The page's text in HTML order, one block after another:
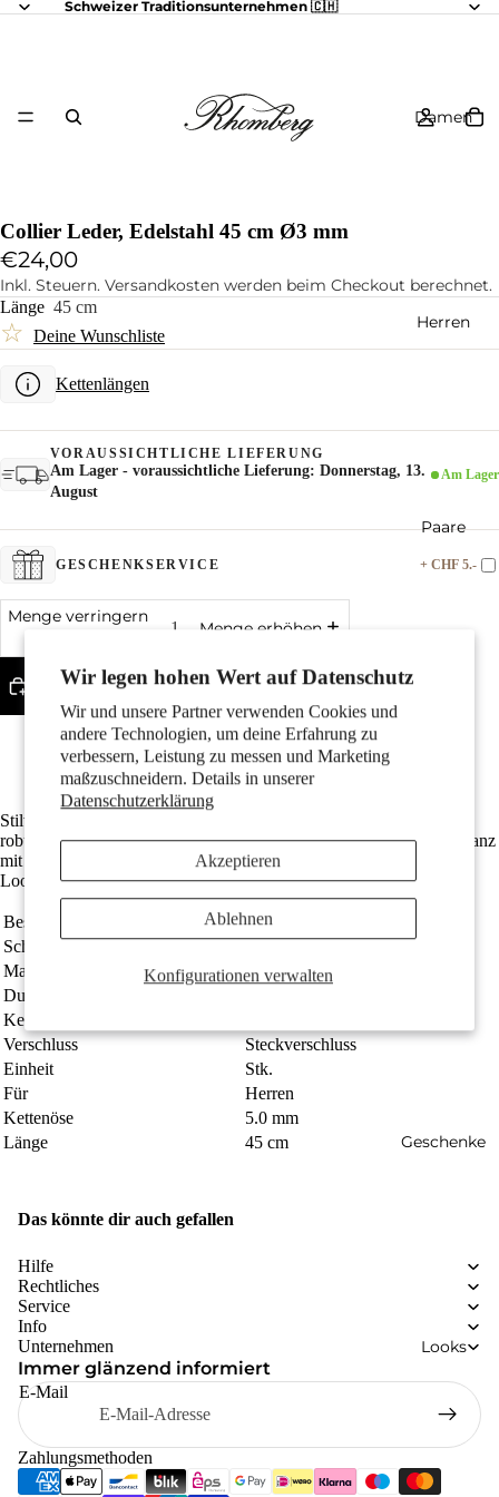
Wir legen hohen Wert auf Datenschutz
Wir und unsere Partner verwenden Cookies und
andere Technologien, um deine Erfahrung zu
verbessern, Leistung zu messen und Marketing
maßzuschneidern. Details in unserer
Datenschutzerklärung
Konfigurationen verwalten
Akzeptieren
Ablehnen
Schweizer Traditionsunternehmen 🇨🇭
Damen
Herren
Paare
Geschenke
Looks
Collier Leder, Edelstahl 45 cm Ø3 mm
€24,00
Inkl. Steuern. Versandkosten werden beim Checkout berechnet.
Länge 45 cm
☆ Deine Wunschliste
Kettenlängen
VORAUSSICHTLICHE LIEFERUNG
Am Lager - voraussichtliche Lieferung: Donnerstag, 13.
August
Am Lager
GESCHENKSERVICE + CHF 5.-
Menge verringern
Menge erhöhen
In den Warenkorb legen
Bestseller
Die Gesamtlänge ist 45 cm
Der Durchmesser beträgt 3 mm
Stilvolles Herren-Collier aus geflochtenem schwarzem Leder und
robustem Edelstahlverschluss. Das zeitlose Design kombiniert Eleganz
mit maskulinem Charme und passt perfekt zu legere sowie elegante
Looks. Ein unverzichtbares Accessoire für modebewusste Männer.
Bestellnummer
581210
Schmuckart
Collier
Material
Leder
Durchmesser
Kettenart
Verschluss
Steckverschluss
Einheit
Stk.
Für
Herren
Kettenöse
5.0 mm
Länge
45 cm
Das könnte dir auch gefallen
Hilfe
Rechtliches
Service
Info
Unternehmen
Immer glänzend informiert
E-Mail
Zahlungsmethoden